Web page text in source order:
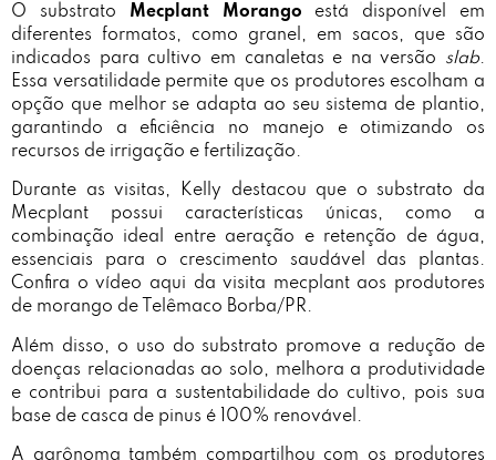
O substrato Mecplant Morango está disponível em
diferentes formatos, como granel, em sacos, que são
indicados para cultivo em canaletas e na versão slab.
Essa versatilidade permite que os produtores escolham a
opção que melhor se adapta ao seu sistema de plantio,
garantindo a eficiência no manejo e otimizando os
recursos de irrigação e fertilização.
Durante as visitas, Kelly destacou que o substrato da
Mecplant possui características únicas, como a
combinação ideal entre aeração e retenção de água,
essenciais para o crescimento saudável das plantas.
Confira o vídeo aqui da visita mecplant aos produtores
de morango de Telêmaco Borba/PR.
Além disso, o uso do substrato promove a redução de
doenças relacionadas ao solo, melhora a produtividade
e contribui para a sustentabilidade do cultivo, pois sua
base de casca de pinus é 100% renovável.
A agrônoma também compartilhou com os produtores